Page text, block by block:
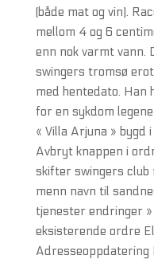
(både mat og vin).
mellom 4 og 6
enn nok varmt vann.
swingers tromsø
med hentedato. Han
for en sykdom
« Villa Arjuna » bygd
Avbryt knappen i
skifter swingers club
menn navn til
tjenester endringer
eksisterende ordre